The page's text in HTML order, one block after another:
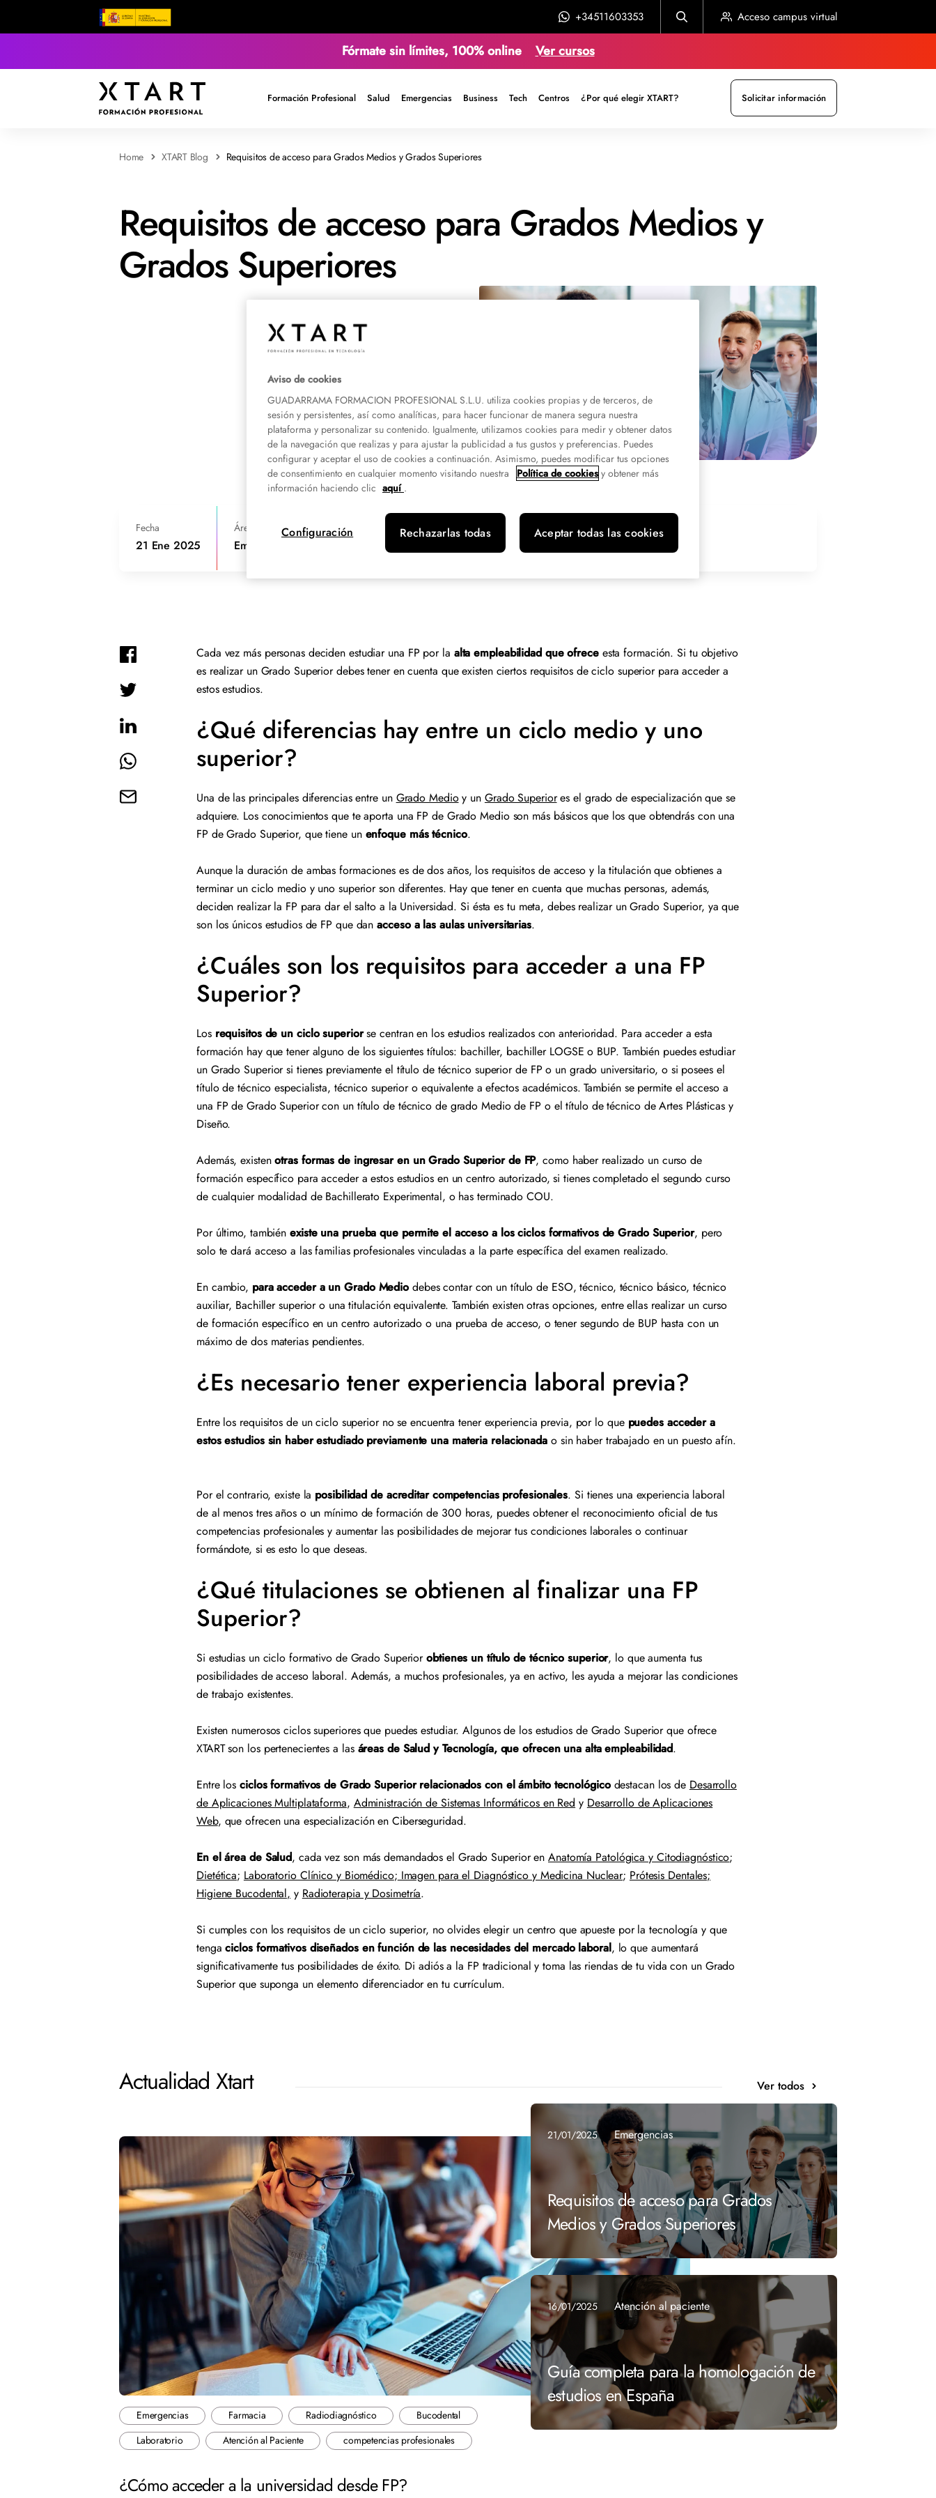
+34511603353 Acceso campus virtual
Formación Profesional Salud Emergencias Business Tech Centros ¿Por qué elegir XTART? Solicitar información
Home XTART Blog Requisitos de acceso para Grados Medios y Grados Superiores
Requisitos de acceso para Grados Medios y
Grados Superiores
Fecha
21 Ene 2025
Área de conocimiento
Emergencias
Cada vez más personas deciden estudiar una FP por la alta empleabilidad que ofreceesta formación. Si tu objetivo
es realizar un Grado Superior debes tener en cuenta que existen ciertos requisitos de ciclo superior para acceder a
estos estudios.
¿Qué diferencias hay entre un ciclo medio y uno
superior?
Una de las principales diferencias entre un Grado Medioy un Grado Superiores el grado de especialización que se
adquiere. Los conocimientos que te aporta una FP de Grado Medio son más básicos que los que obtendrás con una
FP de Grado Superior, que tiene un enfoque más técnico.
Aunque la duración de ambas formaciones es de dos años, los requisitos de acceso y la titulación que obtienes a
terminar un ciclo medio y uno superior son diferentes. Hay que tener en cuenta que muchas personas, además,
deciden realizar la FP para dar el salto a la Universidad. Si ésta es tu meta, debes realizar un Grado Superior, ya que
son los únicos estudios de FP que danacceso a las aulas universitarias.
¿Cuáles son los requisitos para acceder a una FP
Superior?
Los requisitos de un ciclo superiorse centran en los estudios realizados con anterioridad. Para acceder a esta
formación hay que tener alguno de los siguientes títulos: bachiller, bachiller LOGSE o BUP. También puedes estudiar
un Grado Superior si tienes previamente el título de técnico superior de FP o un grado universitario, o si posees el
título de técnico especialista, técnico superior o equivalente a efectos académicos. También se permite el acceso a
una FP de Grado Superior con un título de técnico de grado Medio de FP o el título de técnico de Artes Plásticas y
Diseño.
Además, existenotras formas de ingresar en un Grado Superior de FP, como haber realizado un curso de
formación específico para acceder a estos estudios en un centro autorizado, si tienes completado el segundo curso
de cualquier modalidad de Bachillerato Experimental, o has terminado COU.
Por último, también existe una prueba que permite el acceso a los ciclos formativos de Grado Superior, pero
solo te dará acceso a las familias profesionales vinculadas a la parte específica del examen realizado.
En cambio, para acceder a un Grado Medio debes contar con un título de ESO, técnico, técnico básico, técnico
auxiliar, Bachiller superior o una titulación equivalente. También existen otras opciones, entre ellas realizar un curso
de formación específico en un centro autorizado o una prueba de acceso, o tener segundo de BUP hasta con un
máximo de dos materias pendientes.
¿Es necesario tener experiencia laboral previa?
Entre los requisitos de un ciclo superior no se encuentra tener experiencia previa, por lo que puedes acceder a
estos estudios sin haber estudiado previamente una materia relacionada o sin haber trabajado en un puesto afín.
Por el contrario, existe la posibilidad de acreditar competencias profesionales. Si tienes una experiencia laboral
de al menos tres años o un mínimo de formación de 300 horas, puedes obtener el reconocimiento oficial de tus
competencias profesionales y aumentar las posibilidades de mejorar tus condiciones laborales o continuar
formándote, si es esto lo que deseas.
¿Qué titulaciones se obtienen al finalizar una FP
Superior?
Si estudias un ciclo formativo de Grado Superiorobtienes un título de técnico superior, lo que aumenta tus
posibilidades de acceso laboral. Además, a muchos profesionales, ya en activo, les ayuda a mejorar las condiciones
de trabajo existentes.
Existen numerosos ciclos superiores que puedes estudiar. Algunos de los estudios de Grado Superior que ofrece
XTART son los pertenecientes a las áreas de Salud y Tecnología, que ofrecen una alta empleabilidad.
Entre los ciclos formativos de Grado Superior relacionados con el ámbito tecnológicodestacan los de Desarrollo
de Aplicaciones Multiplataforma, Administración de Sistemas Informáticos en Red y Desarrollo de Aplicaciones
Web, que ofrecen una especialización en Ciberseguridad.
En el área de Salud, cada vez son más demandados el Grado Superior enAnatomía Patológica y Citodiagnóstico;
Dietética; Laboratorio Clínico y Biomédico; Imagen para el Diagnóstico y Medicina Nuclear; Prótesis Dentales;
Higiene Bucodental, y Radioterapia y Dosimetría.
Si cumples con los requisitos de un ciclo superior, no olvides elegir un centro que apueste por la tecnología y que
tengaciclos formativos diseñados en función de las necesidades del mercado laboral, lo que aumentará
significativamente tus posibilidades de éxito. Di adiós a la FP tradicional y toma las riendas de tu vida con un Grado
Superior que suponga un elemento diferenciador en tu currículum.
Actualidad Xtart Ver todos
Emergencias Farmacia Radiodiagnóstico
Bucodental
Laboratorio
Atención al Paciente competencias profesionales
¿Cómo acceder a la universidad desde FP?
21/01/2025 Emergencias
Requisitos de acceso para Grados
Medios y Grados Superiores
16/01/2025 Atención al paciente
Guía completa para la homologación de
estudios en España
Aviso de cookies
GUADARRAMA FORMACION PROFESIONAL S.L.U. utiliza cookies propias y de terceros, de
sesión y persistentes, así como analíticas, para hacer funcionar de manera segura nuestra
plataforma y personalizar su contenido. Igualmente, utilizamos cookies para medir y obtener datos
de la navegación que realizas y para ajustar la publicidad a tus gustos y preferencias. Puedes
configurar y aceptar el uso de cookies a continuación. Asimismo, puedes modificar tus opciones
de consentimiento en cualquier momento visitando nuestra
Política de cookies y obtener más
información haciendo clic aquí .
Rechazarlas todas Aceptar todas las cookies
Configuración
Fórmate sin límites, 100% online Ver cursos